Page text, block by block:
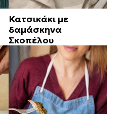
Κατσικάκι με
δαμάσκηνα
Σκοπέλου